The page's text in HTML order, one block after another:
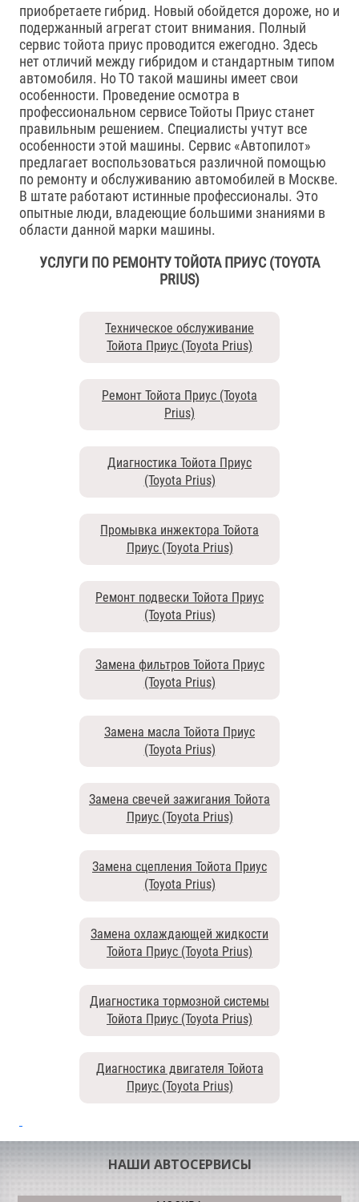
приобретаете гибрид. Новый обойдется дороже, но и
подержанный агрегат стоит внимания. Полный
сервис тойота приус проводится ежегодно. Здесь
нет отличий между гибридом и стандартным типом
автомобиля. Но ТО такой машины имеет свои
особенности. Проведение осмотра в
профессиональном сервисе Тойоты Приус станет
правильным решением. Специалисты учтут все
особенности этой машины. Сервис «Автопилот»
предлагает воспользоваться различной помощью
по ремонту и обслуживанию автомобилей в Москве.
В штате работают истинные профессионалы. Это
опытные люди, владеющие большими знаниями в
области данной марки машины.
УСЛУГИ ПО РЕМОНТУ ТОЙОТА ПРИУС (TOYOTA
PRIUS)
Техническое обслуживание
Тойота Приус (Toyota Prius)
Ремонт Тойота Приус (Toyota
Prius)
Диагностика Тойота Приус
(Toyota Prius)
Промывка инжектора Тойота
Приус (Toyota Prius)
Ремонт подвески Тойота Приус
(Toyota Prius)
Замена фильтров Тойота Приус
(Toyota Prius)
Замена масла Тойота Приус
(Toyota Prius)
Замена свечей зажигания Тойота
Приус (Toyota Prius)
Замена сцепления Тойота Приус
(Toyota Prius)
Замена охлаждающей жидкости
Тойота Приус (Toyota Prius)
Диагностика тормозной системы
Тойота Приус (Toyota Prius)
Диагностика двигателя Тойота
Приус (Toyota Prius)
НАШИ АВТОСЕРВИСЫ